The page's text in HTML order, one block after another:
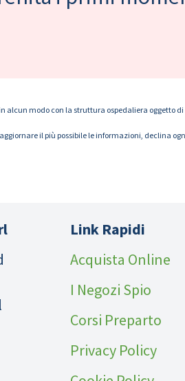
alcun modo con la struttura ospedaliera oggetto
il più possibile le informazioni, declina
Link Rapidi
Acquista Online
I Negozi Spio
Corsi Preparto
Privacy Policy